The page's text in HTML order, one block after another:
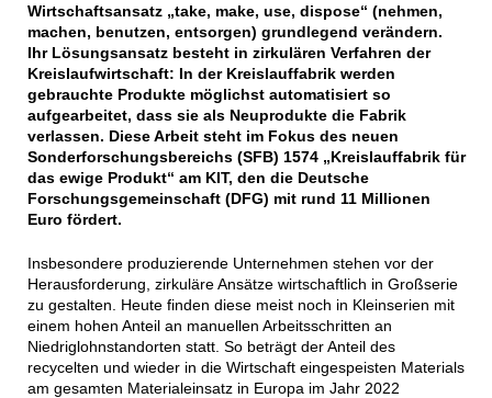
Wirtschaftsansatz „take, make, use, dispose“ (nehmen,
machen, benutzen, entsorgen) grundlegend verändern.
Ihr Lösungsansatz besteht in zirkulären Verfahren der
Kreislaufwirtschaft: In der Kreislauffabrik werden
gebrauchte Produkte möglichst automatisiert so
aufgearbeitet, dass sie als Neuprodukte die Fabrik
verlassen. Diese Arbeit steht im Fokus des neuen
Sonderforschungsbereichs (SFB) 1574 „Kreislauffabrik für
das ewige Produkt“ am KIT, den die Deutsche
Forschungsgemeinschaft (DFG) mit rund 11 Millionen
Euro fördert.
Insbesondere produzierende Unternehmen stehen vor der
Herausforderung, zirkuläre Ansätze wirtschaftlich in Großserie
zu gestalten. Heute finden diese meist noch in Kleinserien mit
einem hohen Anteil an manuellen Arbeitsschritten an
Niedriglohnstandorten statt. So beträgt der Anteil des
recycelten und wieder in die Wirtschaft eingespeisten Materials
am gesamten Materialeinsatz in Europa im Jahr 2022